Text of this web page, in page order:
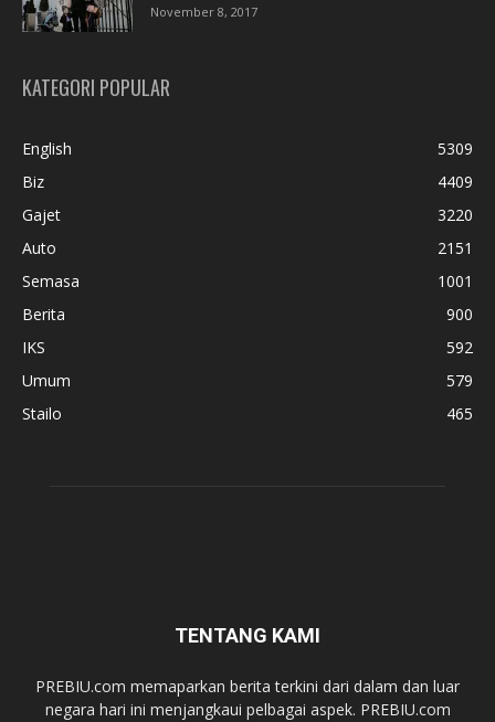
November 8, 2017
KATEGORI POPULAR
English
5309
Biz
4409
Gajet
3220
Auto
2151
Semasa
1001
Berita
900
IKS
592
Umum
579
Stailo
465
TENTANG KAMI
PREBIU.com memaparkan berita terkini dari dalam dan luar
negara hari ini menjangkaui pelbagai aspek. PREBIU.com